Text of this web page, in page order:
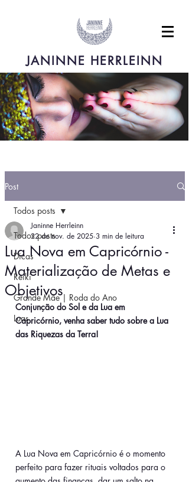
JANINNE HERRLEINN
Post
Todos posts
Dicas
Reiki
Grande Mãe | Roda do Ano
Luas
Todos posts
Lua Nova em Capricórnio -
Materialização de Metas e
Objetivos
Janinne Herrleinn
22 de nov. de 2025 3 min de leitura
Conjunção do Sol e da Lua em
Capricórnio, venha saber tudo sobre a Lua
das Riquezas da Terra!
A Lua Nova em Capricórnio é o momento
perfeito para fazer rituais voltados para o